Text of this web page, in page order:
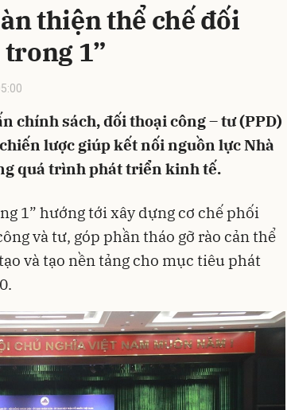
thiện thể chế đối
1”
chính sách, đối thoại công – tư (PPD)
lược giúp kết nối nguồn lực Nhà
quá trình phát triển kinh tế.
1” hướng tới xây dựng cơ chế phối
và tư, góp phần tháo gỡ rào cản thể
và tạo nền tảng cho mục tiêu phát